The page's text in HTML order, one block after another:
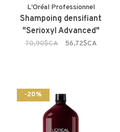
L'Oréal Professionnel
Shampoing densifiant
"Serioxyl Advanced"
70,90$CA 56,72$CA
-20%